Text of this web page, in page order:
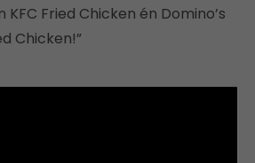
Fried Chicken én Domino’s
Chicken!”